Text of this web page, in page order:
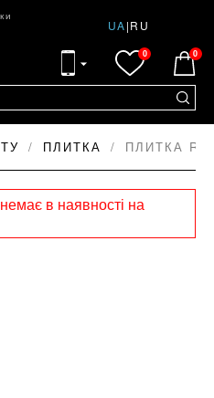
UA|RU
0 0
ПЛИТКА ПЛИТКА
в наявності на